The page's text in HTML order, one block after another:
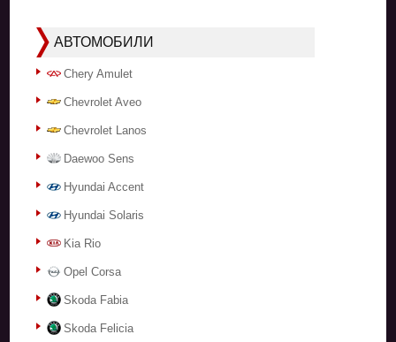
АВТОМОБИЛИ
Chery Amulet
Chevrolet Aveo
Chevrolet Lanos
Daewoo Sens
Hyundai Accent
Hyundai Solaris
Kia Rio
Opel Corsa
Skoda Fabia
Skoda Felicia